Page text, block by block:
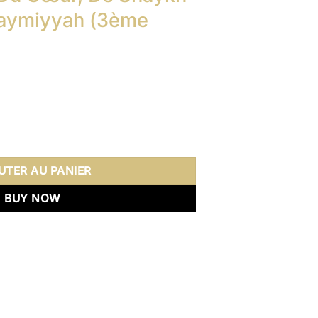
(3ème
€.
Cœur, De Shaykh Al-Islâm Ibn Taymiyyah (3ème Édition)
AU PANIER
BUY NOW